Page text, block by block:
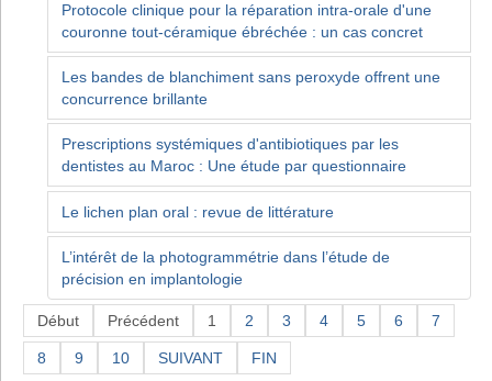
Protocole clinique pour la réparation intra-orale d'une
couronne tout-céramique ébréchée : un cas concret
Les bandes de blanchiment sans peroxyde offrent une
concurrence brillante
Prescriptions systémiques d'antibiotiques par les
dentistes au Maroc : Une étude par questionnaire
Le lichen plan oral : revue de littérature
L’intérêt de la photogrammétrie dans l’étude de
précision en implantologie
Début Précédent 1 2 3 4 5 6 7
8 9 10 SUIVANT FIN